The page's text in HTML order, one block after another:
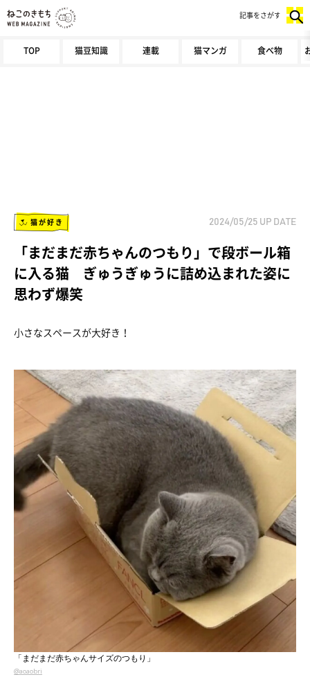
TOP 猫豆知識 連載 猫マンガ 食べ物
記事をさがす
猫が好き 2024/05/25 UP DATE
「まだまだ赤ちゃんのつもり」で段ボール箱
に入る猫 ぎゅうぎゅうに詰め込まれた姿に
思わず爆笑
小さなスペースが大好き！
「まだまだ赤ちゃんサイズのつもり」
@aoaobri